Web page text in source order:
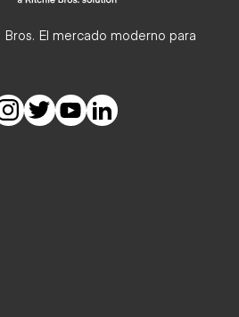
El mercado moderno para